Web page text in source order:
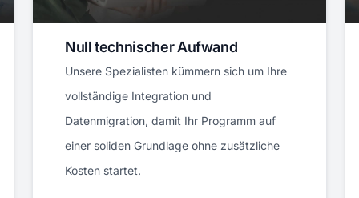
Vollständig risikofrei
Probieren Sie Post Affiliate Pro 30 Tage
lang risikofrei aus. Nicht zufrieden? Wir
erstatten Ihnen den vollen Betrag zurück.
Keine Fragen gestellt.